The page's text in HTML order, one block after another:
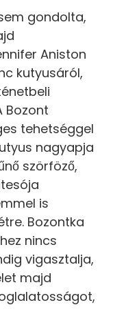
gondolta,
Aniston
kutyusáról,
Bozont
tehetséggel
nagyapja
szörföző,
is
Bozontka
nincs
vigasztalja,
majd